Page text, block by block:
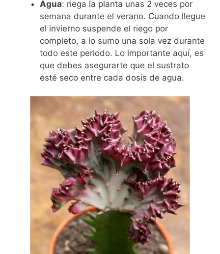
Agua: riega la planta unas 2 veces por
semana durante el verano. Cuando llegue
el invierno suspende el riego por
completo, a lo sumo una sola vez durante
todo este periodo. Lo importante aquí, es
que debes asegurarte que el sustrato
esté seco entre cada dosis de agua.